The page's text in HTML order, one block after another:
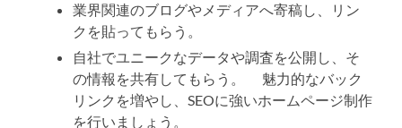
業界関連のブログやメディアへ寄稿し、リン
クを貼ってもらう。
自社でユニークなデータや調査を公開し、そ
の情報を共有してもらう。 魅力的なバック
リンクを増やし、SEOに強いホームページ制作
を行いましょう。